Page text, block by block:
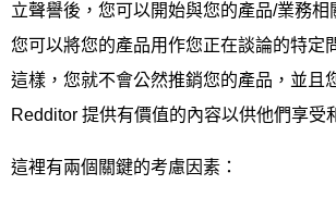
立聲譽後，您可以開始與您的產品/業務相
您可以將您的產品用作您正在談論的特定
這樣，您就不會公然推銷您的產品，並且
Redditor 提供有價值的內容以供他們享受
這裡有兩個關鍵的考慮因素：